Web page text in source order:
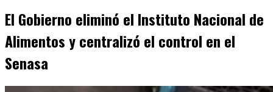
El Gobierno eliminó el Instituto Nacional de
Alimentos y centralizó el control en el
Senasa